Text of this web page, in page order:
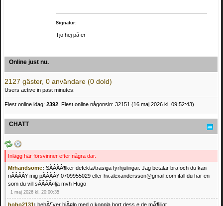
Signatur:
Tjo hej på er
Online just nu.
2127 gäster, 0 användare (0 dold)
Users active in past minutes:
Flest online idag: 2392 . Flest online någonsin: 32151 (16 maj 2026 kl. 09:52:43)
CHATT
Inlägg här försvinner efter några dar.
Mrhandsome: SÃÂÃÂ¶ker defekta/trasiga fyrhjulingar. Jag betalar bra och du kan
nÃÂÃÂ¥ mig pÃÂÃÂ¥ 0709955029 eller hv.alexandersson@gmail.com ifall du har en
som du vill sÃÂÃÂ¤lja mvh Hugo
1 maj 2026 kl. 20:00:35
hoho2131: behÃ¶ver hjÃ¤lp med o koppla bort dess e de mÃ¶jligt